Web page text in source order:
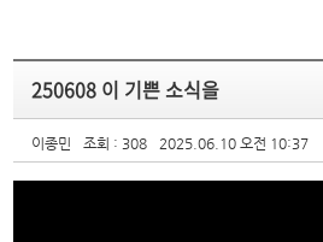
250608 이 기쁜 소식을
이종민 조회 : 308 2025.06.10 오전 10:37